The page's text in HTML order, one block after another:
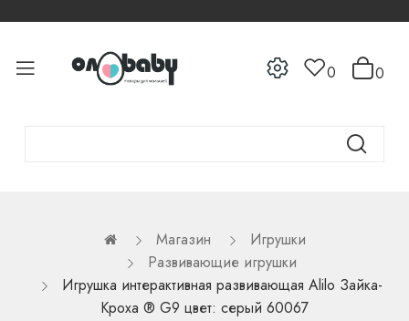
0 0
Магазин
Игрушки
Развивающие игрушки
Игрушка интерактивная развивающая Alilo Зайка-
Кроха ® G9 цвет: серый 60067